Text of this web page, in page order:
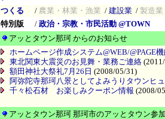
つくる / 農業・林業・漁業 / 建設業 / 製造業
特別版
/ 政治・宗教・市民活動 @TOWN
アッとタウン那珂 からのお知らせ
ホームページ作成システム@WEB/@PAGE
東北関東大震災のお見舞・業務ご連絡
額田神社大祭礼7月26日 (2008/05/31)
阿弥陀寺那珂八景としてよみうりタウンヒ
千々松石材 お楽しみクーポン情報 (2008/
アッとタウン那珂 那珂市のアッとタウン参